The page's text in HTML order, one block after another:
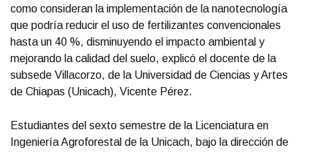
como consideran la implementación de la nanotecnología
que podría reducir el uso de fertilizantes convencionales
hasta un 40 %, disminuyendo el impacto ambiental y
mejorando la calidad del suelo, explicó el docente de la
subsede Villacorzo, de la Universidad de Ciencias y Artes
de Chiapas (Unicach), Vicente Pérez.
Estudiantes del sexto semestre de la Licenciatura en
Ingeniería Agroforestal de la Unicach, bajo la dirección de